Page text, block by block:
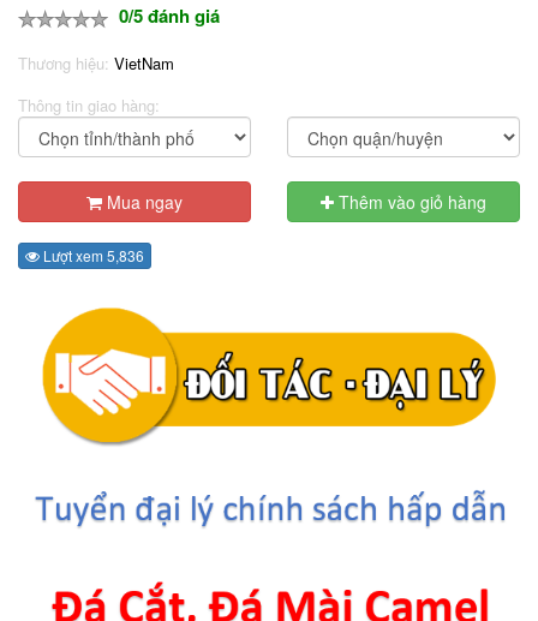
0/5 đánh giá
Thương hiệu: VietNam
Thông tin giao hàng:
Mua ngay Thêm vào giỏ hàng
Lượt xem 5,836